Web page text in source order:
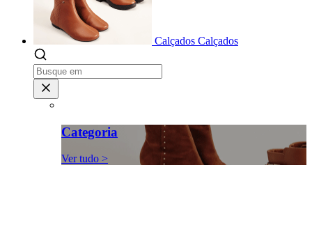
Calçados Calçados
Categoria
Ver tudo >